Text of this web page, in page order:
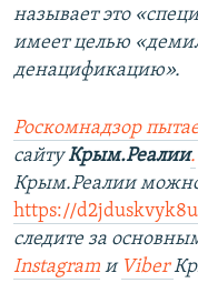
называет это
имеет целью
денацификацию».
Роскомнадзор
сайтуКрым.Реалии.
Крым.Реалии
https://
следите за
Instagram и Viber